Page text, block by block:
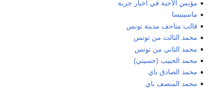
مؤنس الأحبة في أخبار جربة
ماسينيسا
قالب:متاحف مدينة تونس
محمد الثالث من تونس
محمد الثاني من تونس
محمد الحبيب (حسيني)
محمد الصادق باي
محمد المنصف باي